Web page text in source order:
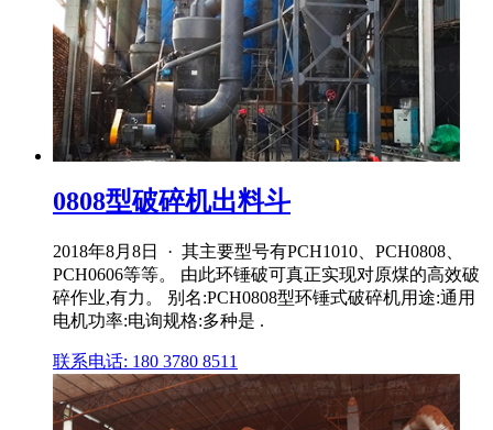
0808型破碎机出料斗
2018年8月8日 · 其主要型号有PCH1010、PCH0808、
PCH0606等等。 由此环锤破可真正实现对原煤的高效破
碎作业,有力。 别名:PCH0808型环锤式破碎机用途:通用
电机功率:电询规格:多种是 .
联系电话: 180 3780 8511